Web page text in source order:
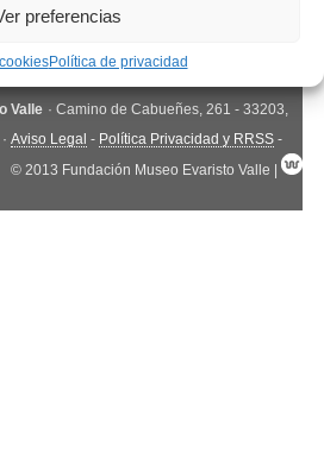
preferencias
Política de privacidad
Valle · Camino de Cabueñes, 261 - 33203,
· Aviso Legal - Política Privacidad y RRSS -
© 2013 Fundación Museo Evaristo Valle |